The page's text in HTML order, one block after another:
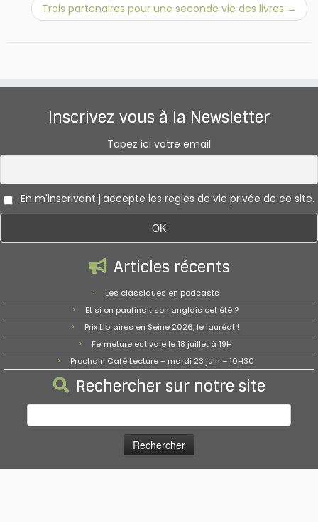
Trois partenaires pour une seconde vie des livres →
Inscrivez vous à la Newsletter
Tapez ici votre email
En m'inscrivant j'accepte les regles de vie privée de ce site.
Articles récents
Les classiques en podcasts
Et si on paufinait son anglais cet été ?
Prix Libraires en Seine 2026, le lauréat !
Fermeture estivale le 18 juillet à 19H
Prochain Café Lecture – mardi 23 juin – 10H30
Rechercher sur notre site